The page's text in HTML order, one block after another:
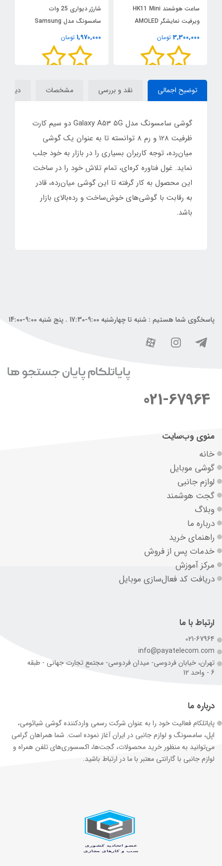
ساعت هوشمند HK11 Mini
ویرفیت نمایشگر AMOLED
3,300,000 تومان
شارژر دیواری 25 وات
سامسونگ مدل Samsung
25W Adapter EP-T2510
1,970,000 تومان
توضیح اجمالی نقد و بررسی مشخصات
گوشی سامسونگ مدل Galaxy A53 5G دو سیم‌ کارت
ظرفیت 128 و رم 8 توانسته تا به عنوان یک گوشی
میان‌رده، توجه کاربران بسیاری را در بازار به خود جلب
نماید. غول فناوره کره‌ای، تمام تلاش خود را در ساخت
این محصول به کار گرفته تا این گوشی میان‌رده، قادر
به رقابت با گوشی‌های خوش‌ساخت و رده‌بالای بازار
باشد.
پاسخگوی شما هستیم : شنبه تا چهارشنبه 9:00-17:30 . پنج شنبه 9:00-14:00
021-67964
منوی وب‌سایت
خانه
گوشی موبایل
لوازم جانبی
گجت هوشمند
وبلاگ
درباره ما
راهنمای خرید
خدمات پس از فروش
مرکز آموزش
دریافت کد فعال‌سازی موبایل
ارتباط با ما
021-67964
info@payatelecom.com
تهران، خیابان فردوسی- میدان فردوسی- مجتمع تجارت جهانی - طبقه
6 - واحد 12
درباره ما
پایاتلکام فعالیت خود را به عنوان شرکت رسمی وارد‌کننده گوشی شیائومی،
اپل، سامسونگ و لوازم جانبی در ایران آغاز نموده است. شما همراهان گرامی
می‌توانید به منظور خرید محصولات، گجت‌ها، اکسسوری‌های تلفن همراه و
لوازم جانبی با گارانتی معتبر با ما در ارتباط باشید.